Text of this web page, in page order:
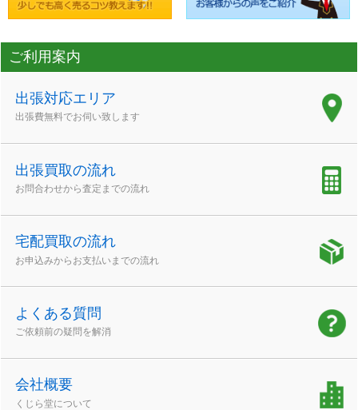
ご利用案内
出張対応エリア
出張費無料でお伺い致します
出張買取の流れ
お問合わせから査定までの流れ
宅配買取の流れ
お申込みからお支払いまでの流れ
よくある質問
ご依頼前の疑問を解消
会社概要
くじら堂について